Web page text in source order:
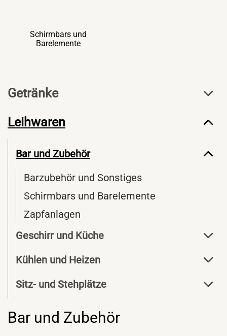
Schirmbars und
Barelemente
Getränke
Leihwaren
Bar und Zubehör
Barzubehör und Sonstiges
Schirmbars und Barelemente
Zapfanlagen
Geschirr und Küche
Kühlen und Heizen
Sitz- und Stehplätze
Bar und Zubehör